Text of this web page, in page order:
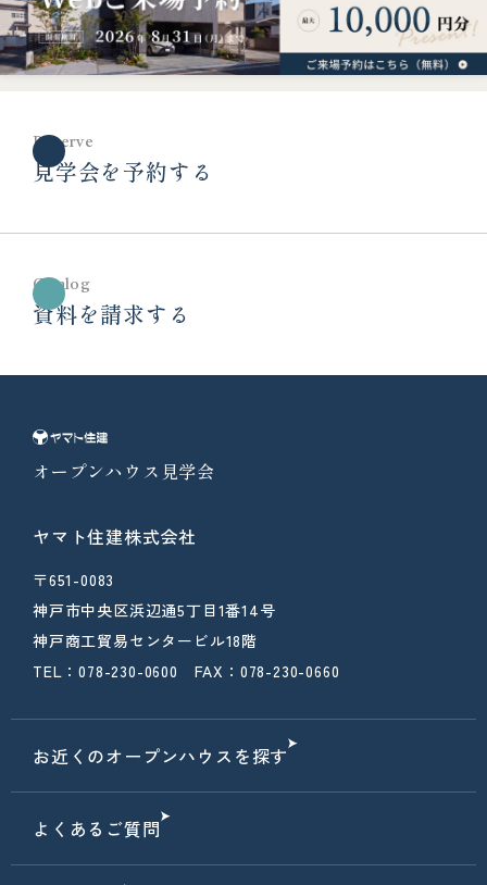
Reserve
見学会を予約する
Catalog
資料を請求する
オープンハウス見学会
ヤマト住建株式会社
〒651-0083
神戸市中央区浜辺通5丁目1番14号
神戸商工貿易センタービル18階
TEL：078-230-0600 FAX：078-230-0660
お近くのオープンハウスを探す
よくあるご質問